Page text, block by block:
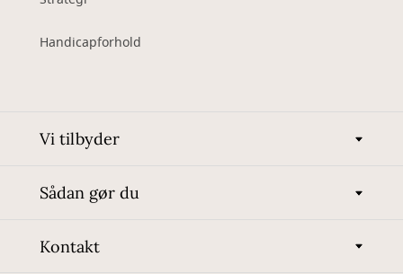
Handicapforhold
Vi tilbyder
Sådan gør du
Kontakt